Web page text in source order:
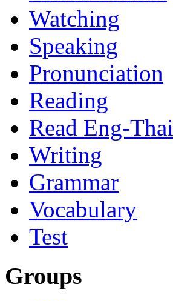
Watching
Speaking
Pronunciation
Reading
Read Eng-Thai
Writing
Grammar
Vocabulary
Test
Groups